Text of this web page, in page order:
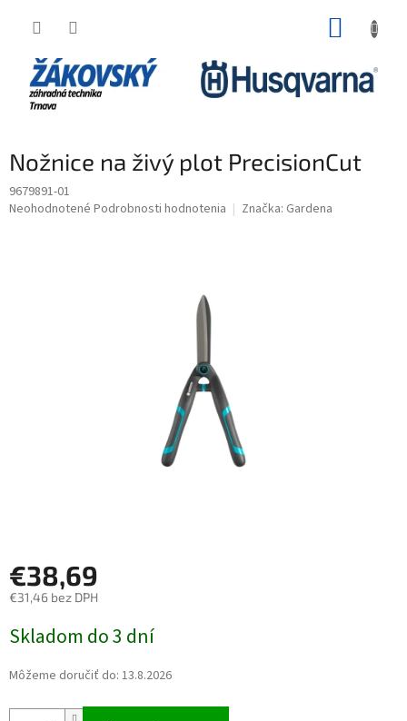
Nožnice na živý plot PrecisionCut
9679891-01
Priemerné hodnotenie produktu je 0,0 z 5 hviezdičiek.
Neohodnotené Podrobnosti hodnotenia Značka: Gardena
€38,69
€31,46 bez DPH
Skladom do 3 dní
Môžeme doručiť do: 13.8.2026